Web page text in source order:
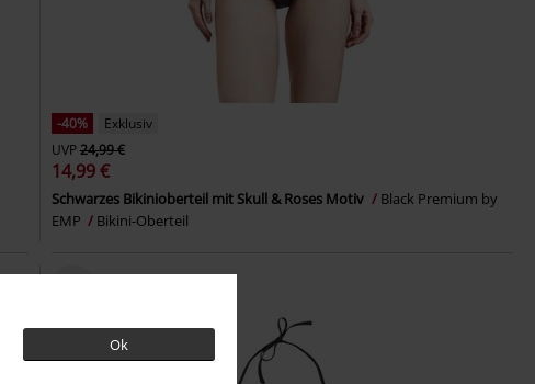
Ok
-40%
Exklusiv
UVP24,99 €
14,99 €
Schwarzes Bikinioberteil mit Skull & Roses Motiv
Black Premium by
EMP
Bikini-Oberteil